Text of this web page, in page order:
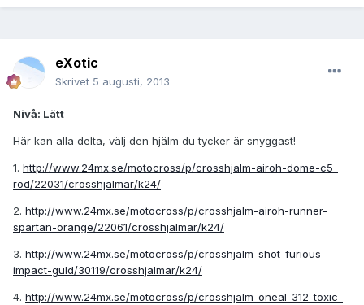
eXotic
Skrivet 5 augusti, 2013
Nivå: Lätt
Här kan alla delta, välj den hjälm du tycker är snyggast!
1. http://www.24mx.se/motocross/p/crosshjalm-airoh-dome-c5-
rod/22031/crosshjalmar/k24/
2. http://www.24mx.se/motocross/p/crosshjalm-airoh-runner-
spartan-orange/22061/crosshjalmar/k24/
3. http://www.24mx.se/motocross/p/crosshjalm-shot-furious-
impact-guld/30119/crosshjalmar/k24/
4. http://www.24mx.se/motocross/p/crosshjalm-oneal-312-toxic-